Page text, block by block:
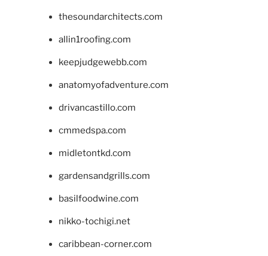
thesoundarchitects.com
allin1roofing.com
keepjudgewebb.com
anatomyofadventure.com
drivancastillo.com
cmmedspa.com
midletontkd.com
gardensandgrills.com
basilfoodwine.com
nikko-tochigi.net
caribbean-corner.com